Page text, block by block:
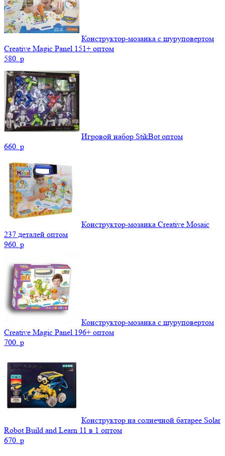
Конструктор-мозаика с шуруповертом
Creative Magic Panel 151+ оптом
580. p
Игровой набор StikBot оптом
660. p
Конструктор-мозаика Creative Mosaic
237 деталей оптом
960. p
Конструктор-мозаика с шуруповертом
Creative Magic Panel 196+ оптом
700. p
Конструктор на солнечной батарее Solar
Robot Build and Learn 11 в 1 оптом
670. p